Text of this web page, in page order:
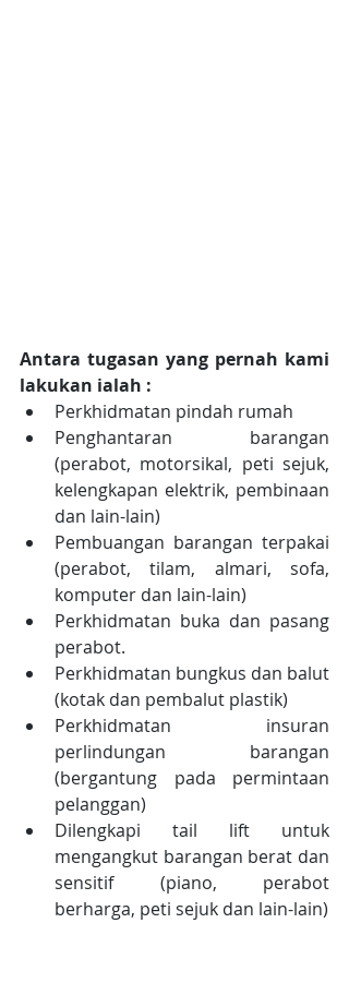
Antara tugasan yang pernah kami
lakukan ialah :
Perkhidmatan pindah rumah
Penghantaran barangan
(perabot, motorsikal, peti sejuk,
kelengkapan elektrik, pembinaan
dan lain-lain)
Pembuangan barangan terpakai
(perabot, tilam, almari, sofa,
komputer dan lain-lain)
Perkhidmatan buka dan pasang
perabot.
Perkhidmatan bungkus dan balut
(kotak dan pembalut plastik)
Perkhidmatan insuran
perlindungan barangan
(bergantung pada permintaan
pelanggan)
Dilengkapi tail lift untuk
mengangkut barangan berat dan
sensitif (piano, perabot